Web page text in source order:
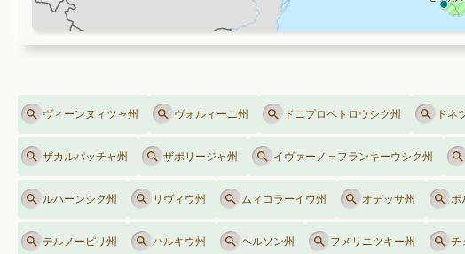
ヴィーンヌィツャ州 ヴォルィーニ州 ドニプロペトロウシク州 ドネ
ザカルパッチャ州 ザポリージャ州 イヴァーノ＝フランキーウシク州
ルハーンシク州 リヴィウ州 ムィコラーイウ州 オデッサ州 ポ
テルノーピリ州 ハルキウ州 ヘルソン州 フメリニツキー州 チ